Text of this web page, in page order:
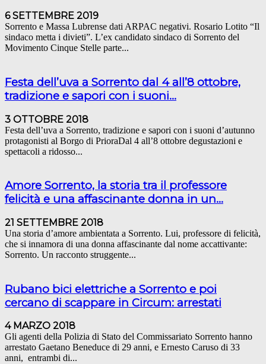
6 SETTEMBRE 2019
Sorrento e Massa Lubrense dati ARPAC negativi. Rosario Lotito “Il
sindaco metta i divieti”. L’ex candidato sindaco di Sorrento del
Movimento Cinque Stelle parte...
Festa dell’uva a Sorrento dal 4 all’8 ottobre,
tradizione e sapori con i suoni...
3 OTTOBRE 2018
Festa dell’uva a Sorrento, tradizione e sapori con i suoni d’autunno
protagonisti al Borgo di PrioraDal 4 all’8 ottobre degustazioni e
spettacoli a ridosso...
Amore Sorrento, la storia tra il professore
felicità e una affascinante donna in un...
21 SETTEMBRE 2018
Una storia d’amore ambientata a Sorrento. Lui, professore di felicità,
che si innamora di una donna affascinante dal nome accattivante:
Sorrento. Un racconto struggente...
Rubano bici elettriche a Sorrento e poi
cercano di scappare in Circum: arrestati
4 MARZO 2018
Gli agenti della Polizia di Stato del Commissariato Sorrento hanno
arrestato Gaetano Beneduce di 29 anni, e Ernesto Caruso di 33
anni, entrambi di...